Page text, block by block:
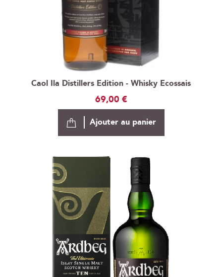
Caol Ila Distillers Edition - Whisky Ecossais
69,00 €
Ajouter au panier